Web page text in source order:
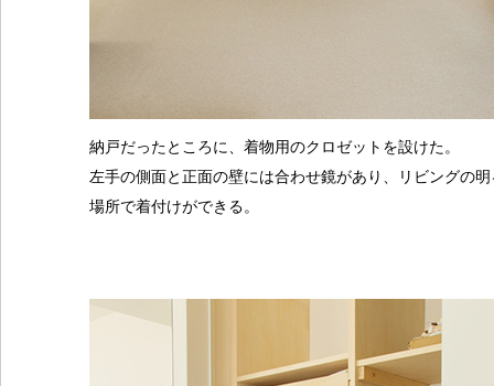
納戸だったところに、着物用のクロゼットを設けた。
左手の側面と正面の壁には合わせ鏡があり、リビングの明
場所で着付けができる。